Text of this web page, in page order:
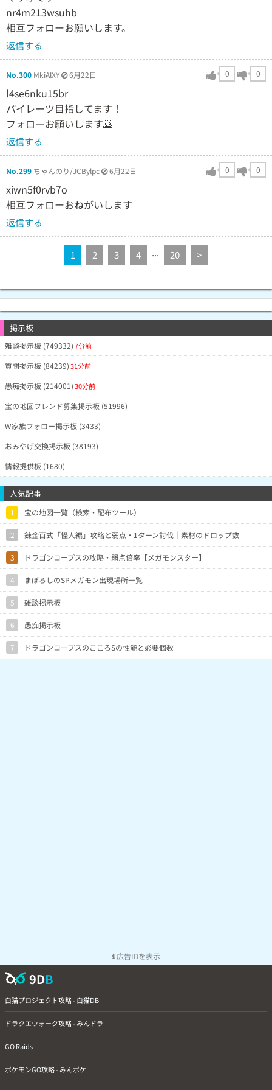
nr4m213wsuhb
相互フォローお願いします。
返信する
No.300 MkiAlXY 6月22日 0 0
l4se6nku15br
パイレーツ目指してます！
フォローお願いします🙇
返信する
No.299 ちゃんのり/JCBylpc 6月22日 0 0
xiwn5f0rvb7o
相互フォローおねがいします
返信する
1 2 3 4 ... 20 >
掲示板
雑談掲示板 (749332)7分前
質問掲示板 (84239)31分前
愚痴掲示板 (214001)30分前
宝の地図フレンド募集掲示板 (51996)
W家族フォロー掲示板 (3433)
おみやげ交換掲示板 (38193)
情報提供板 (1680)
人気記事
1 宝の地図一覧（検索・配布ツール）
2 錬金百式「怪人編」攻略と弱点・1ターン討伐｜素材のドロップ数
3 ドラゴンコープスの攻略・弱点倍率【メガモンスター】
4 まぼろしのSPメガモン出現場所一覧
5 雑談掲示板
6 愚痴掲示板
7 ドラゴンコープスのこころSの性能と必要個数
広告IDを表示
9DB
白猫プロジェクト攻略 - 白猫DB
ドラクエウォーク攻略 - みんドラ
GO Raids
ポケモンGO攻略 - みんポケ